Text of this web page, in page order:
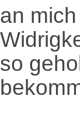
an
so